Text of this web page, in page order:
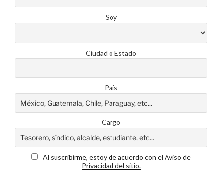
Soy
Ciudad o Estado
País
Cargo
Al suscribirme, estoy de acuerdo con el Aviso de
Privacidad del sitio.